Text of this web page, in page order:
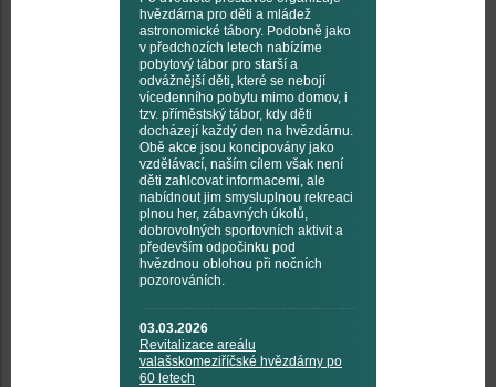
hvězdárna pro děti a mládež
astronomické tábory. Podobně jako
v předchozích letech nabízíme
pobytový tábor pro starší a
odvážnější děti, které se nebojí
vícedenního pobytu mimo domov, i
tzv. příměstský tábor, kdy děti
docházejí každý den na hvězdárnu.
Obě akce jsou koncipovány jako
vzdělávací, naším cílem však není
děti zahlcovat informacemi, ale
nabídnout jim smysluplnou rekreaci
plnou her, zábavných úkolů,
dobrovolných sportovních aktivit a
především odpočinku pod
hvězdnou oblohou při nočních
pozorováních.
03.03.2026
Revitalizace areálu
valašskomeziříčské hvězdárny po
60 letech